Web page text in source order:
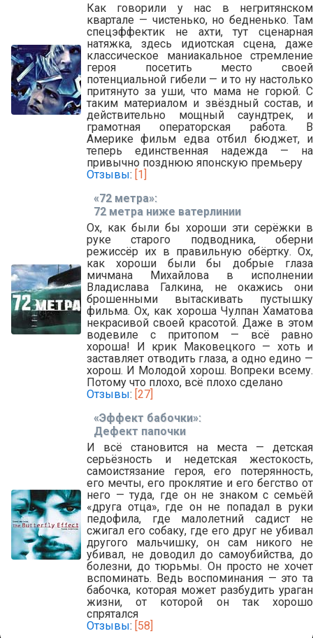
Как говорили у нас в негритянском
квартале — чистенько, но бедненько. Там
спецэффектик не ахти, тут сценарная
натяжка, здесь идиотская сцена, даже
классическое маниакальное стремление
героя посетить место своей
потенциальной гибели — и то ну настолько
притянуто за уши, что мама не горюй. С
таким материалом и звёздный состав, и
действительно мощный саундтрек, и
грамотная операторская работа. В
Америке фильм едва отбил бюджет, и
теперь единственная надежда — на
привычно позднюю японскую премьеру
Отзывы: [1]
«72 метра»:
72 метра ниже ватерлинии
Ох, как были бы хороши эти серёжки в
руке старого подводника, оберни
режиссёр их в правильную обёртку. Ох,
как хороши были бы добрые глаза
мичмана Михайлова в исполнении
Владислава Галкина, не окажись они
брошенными вытаскивать пустышку
фильма. Ох, как хороша Чулпан Хаматова
некрасивой своей красотой. Даже в этом
водевиле с притопом — всё равно
хороша! И крик Маковецкого — хоть и
заставляет отводить глаза, а одно едино —
хорош. И Молодой хорош. Вопреки всему.
Потому что плохо, всё плохо сделано
Отзывы: [27]
«Эффект бабочки»:
Дефект папочки
И всё становится на места — детская
серьёзность и недетская жестокость,
самоистязание героя, его потерянность,
его мечты, его проклятие и его бегство от
него — туда, где он не знаком с семьёй
«друга отца», где он не попадал в руки
педофила, где малолетний садист не
сжигал его собаку, где его друг не убивал
другого мальчишку, он сам никого не
убивал, не доводил до самоубийства, до
болезни, до тюрьмы. Он просто не хочет
вспоминать. Ведь воспоминания — это та
бабочка, которая может разбудить ураган
жизни, от которой он так хорошо
спрятался
Отзывы: [58]